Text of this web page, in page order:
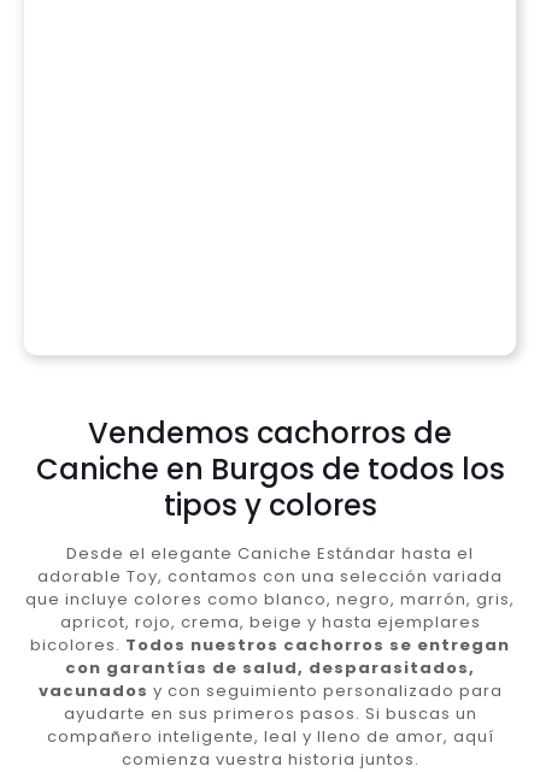
Vendemos cachorros de
Caniche en Burgos de todos los
tipos y colores
Desde el elegante Caniche Estándar hasta el
adorable Toy, contamos con una selección variada
que incluye colores como blanco, negro, marrón, gris,
apricot, rojo, crema, beige y hasta ejemplares
bicolores. Todos nuestros cachorros se entregan
con garantías de salud, desparasitados,
vacunados y con seguimiento personalizado para
ayudarte en sus primeros pasos. Si buscas un
compañero inteligente, leal y lleno de amor, aquí
comienza vuestra historia juntos.